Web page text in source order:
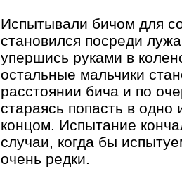
Испытывали бичом для
становился посреди
упершись руками в
остальные мальчики
расстоянии бича и по
стараясь попасть в
концом. Испытание
случаи, когда бы
очень редки.